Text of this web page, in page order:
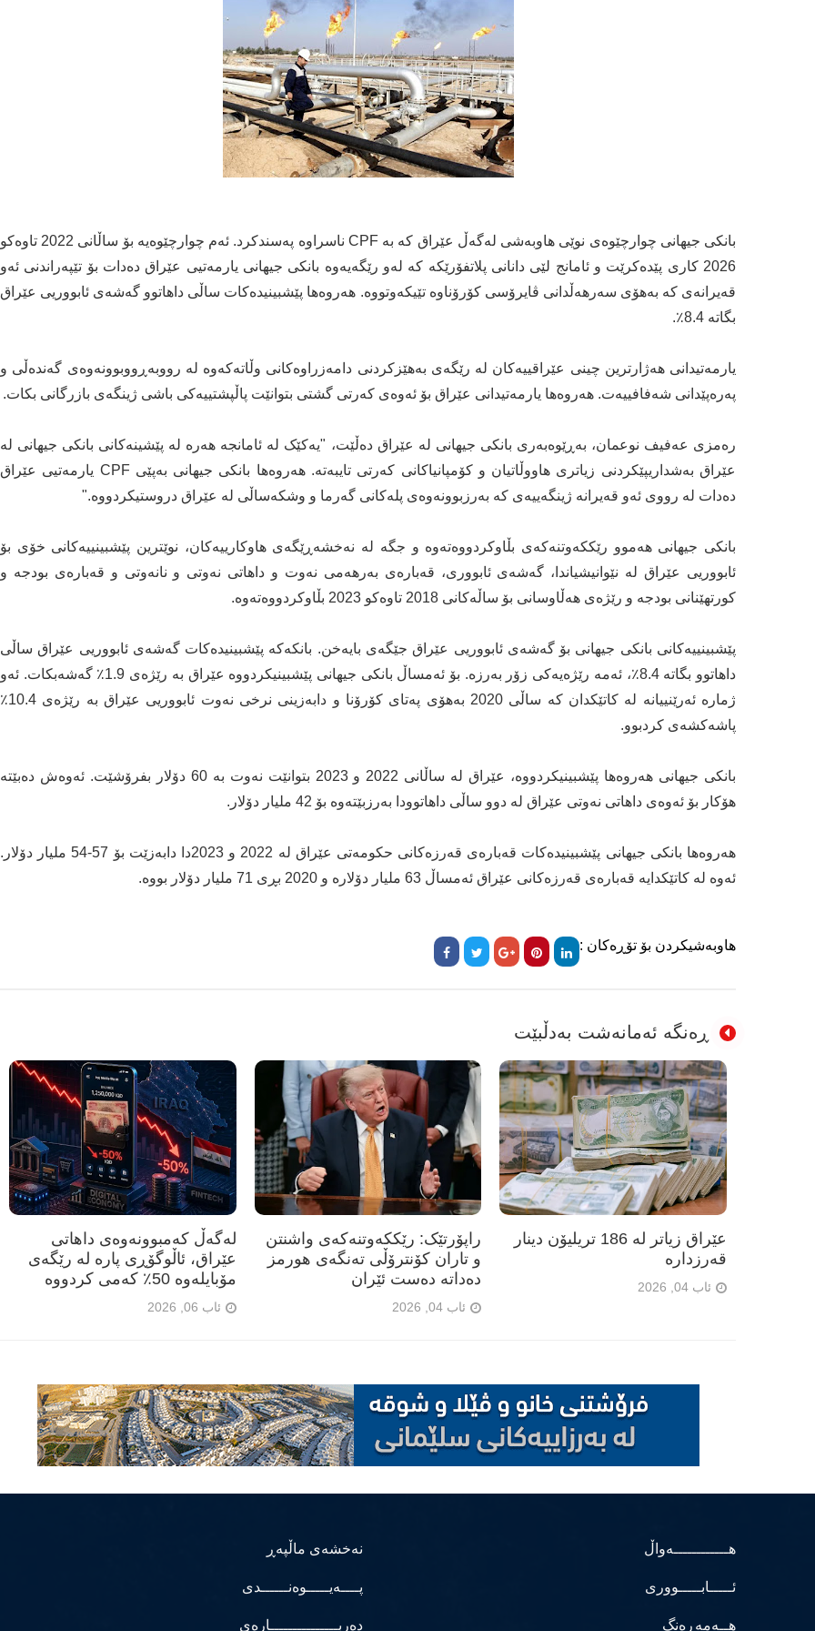
بانکی جیهانی چوارچێوەی نوێی هاوبەشی لەگەڵ عێراق کە بە CPF ناسراوە پەسندکرد. ئەم چوارچێوەیە بۆ ساڵانی 2022 تاوەکو
2026 کاری پێدەکرێت و ئامانج لێی دانانی پلاتفۆرێکە کە لەو رێگەیەوە بانکی جیهانی یارمەتیی عێراق دەدات بۆ تێپەراندنی ئەو
قەیرانەی کە بەهۆی سەرهەڵدانی ڤایرۆسی کۆرۆناوە تێیکەوتووە. هەروەها پێشبینیدەکات ساڵی داهاتوو گەشەی ئابووریی عێراق
بگاتە 8.4٪.
یارمەتیدانی هەژارترین چینی عێراقییەکان لە رێگەی بەهێزکردنی دامەزراوەکانی وڵاتەکەوە لە رووبەڕووبوونەوەی گەندەڵی و
پەرەپێدانی شەفافییەت. هەروەها یارمەتیدانی عێراق بۆ ئەوەی کەرتی گشتی بتوانێت پاڵپشتییەکی باشی ژینگەی بازرگانی بکات.
رەمزی عەفیف نوعمان، بەڕێوەبەری بانکی جیهانی لە عێراق دەڵێت، "یەکێک لە ئامانجە هەرە لە پێشینەکانی بانکی جیهانی لە
عێراق بەشداریپێکردنی زیاتری هاووڵاتیان و کۆمپانیاکانی کەرتی تایبەتە. هەروەها بانکی جیهانی بەپێی CPF یارمەتیی عێراق
دەدات لە رووی ئەو قەیرانە ژینگەییەی کە بەرزبوونەوەی پلەکانی گەرما و وشکەساڵی لە عێراق دروستیکردووە."
بانکی جیهانی هەموو رێککەوتنەکەی بڵاوکردووەتەوە و جگە لە نەخشەڕێگەی هاوکارییەکان، نوێترین پێشبینییەکانی خۆی بۆ
ئابووریی عێراق لە نێوانیشیاندا، گەشەی ئابووری، قەبارەی بەرهەمی نەوت و داهاتی نەوتی و نانەوتی و قەبارەی بودجە و
کورتهێنانی بودجە و رێژەی هەڵاوسانی بۆ ساڵەکانی 2018 تاوەکو 2023 بڵاوکردووەتەوە.
پێشبینییەکانی بانکی جیهانی بۆ گەشەی ئابووریی عێراق جێگەی بایەخن. بانکەکە پێشبینیدەکات گەشەی ئابووریی عێراق ساڵی
داهاتوو بگاتە 8.4٪، ئەمە رێژەیەکی زۆر بەرزە. بۆ ئەمساڵ بانکی جیهانی پێشبینیکردووە عێراق بە رێژەی 1.9٪ گەشەبکات. ئەو
ژمارە ئەرێنییانە لە کاتێکدان کە ساڵی 2020 بەهۆی پەتای کۆرۆنا و دابەزینی نرخی نەوت ئابووریی عێراق بە رێژەی 10.4٪
پاشەکشەی کردبوو.
بانکی جیهانی هەروەها پێشبینیکردووە، عێراق لە ساڵانی 2022 و 2023 بتوانێت نەوت بە 60 دۆلار بفرۆشێت. ئەوەش دەبێتە
هۆکار بۆ ئەوەی داهاتی نەوتی عێراق لە دوو ساڵی داهاتوودا بەرزبێتەوە بۆ 42 ملیار دۆلار.
هەروەها بانکی جیهانی پێشبینیدەکات قەبارەی قەرزەکانی حکومەتی عێراق لە 2022 و 2023دا دابەزێت بۆ 57-54 ملیار دۆلار.
ئەوە لە کاتێکدایە قەبارەی قەرزەکانی عێراق ئەمساڵ 63 ملیار دۆلارە و 2020 بڕی 71 ملیار دۆلار بووە.
هاوبەشیکردن بۆ تۆڕەکان :
ڕەنگە ئەمانەشت بەدڵبێت
لەگەڵ کەمبوونەوەی داهاتی
عێراق، ئاڵوگۆڕی پارە لە رێگەی
مۆبایلەوە 50٪ کەمی کردووە
ئاب 06, 2026
راپۆرتێک: رێککەوتنەکەی واشنتن
و تاران کۆنترۆڵی تەنگەی هورمز
دەداتە دەست ئێران
ئاب 04, 2026
عێراق زیاتر لە 186 تریلیۆن دینار
قەرزدارە
ئاب 04, 2026
هــــــــــــەواڵ
ئـــــابـــــووری
هــەمەڕەنگ
نەخشەی ماڵپەڕ
پــــەیـــــوەنــــــدی
دەربـــــــــــــــارەی